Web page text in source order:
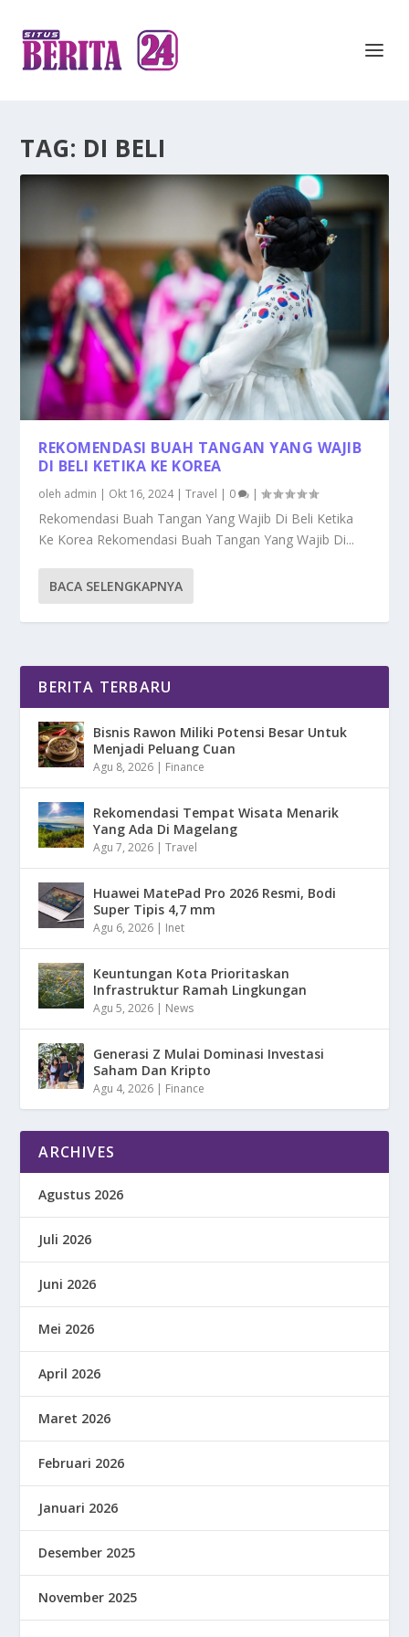
TAG: DI BELI
REKOMENDASI BUAH TANGAN YANG WAJIB
DI BELI KETIKA KE KOREA
oleh admin | Okt 16, 2024|Travel | 0 |
Rekomendasi Buah Tangan Yang Wajib Di Beli Ketika
Ke Korea Rekomendasi Buah Tangan Yang Wajib Di...
BACA SELENGKAPNYA
BERITA TERBARU
Bisnis Rawon Miliki Potensi Besar Untuk
Menjadi Peluang Cuan
Agu 8, 2026 | Finance
Rekomendasi Tempat Wisata Menarik
Yang Ada Di Magelang
Agu 7, 2026 |Travel
Huawei MatePad Pro 2026 Resmi, Bodi
Super Tipis 4,7 mm
Agu 6, 2026 | Inet
Keuntungan Kota Prioritaskan
Infrastruktur Ramah Lingkungan
Agu 5, 2026 | News
Generasi Z Mulai Dominasi Investasi
Saham Dan Kripto
Agu 4, 2026 | Finance
ARCHIVES
Agustus 2026
Juli 2026
Juni 2026
Mei 2026
April 2026
Maret 2026
Februari 2026
Januari 2026
Desember 2025
November 2025